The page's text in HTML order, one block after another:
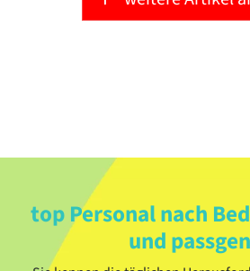
top Personal nach
und